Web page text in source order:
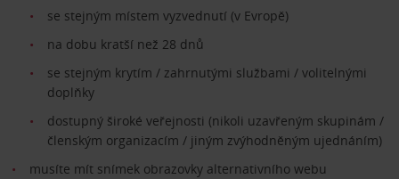
se stejným místem vyzvednutí (v Evropě)
na dobu kratší než 28 dnů
se stejným krytím / zahrnutými službami / volitelnými
doplňky
dostupný široké veřejnosti (nikoli uzavřeným skupinám /
členským organizacím / jiným zvýhodněným ujednáním)
musíte mít snímek obrazovky alternativního webu